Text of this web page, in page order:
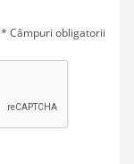
* Câmpuri obligatorii